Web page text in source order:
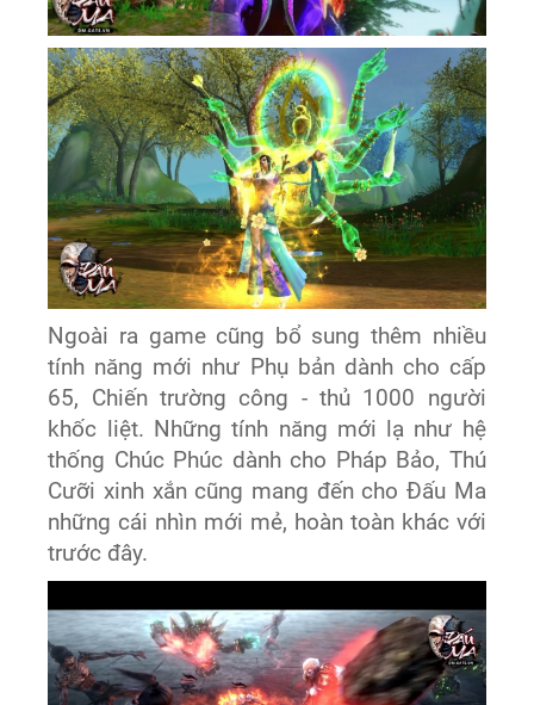
Ngoài ra game cũng bổ sung thêm nhiều
tính năng mới như Phụ bản dành cho cấp
65, Chiến trường công - thủ 1000 người
khốc liệt. Những tính năng mới lạ như hệ
thống Chúc Phúc dành cho Pháp Bảo, Thú
Cưỡi xinh xắn cũng mang đến cho Đấu Ma
những cái nhìn mới mẻ, hoàn toàn khác với
trước đây.